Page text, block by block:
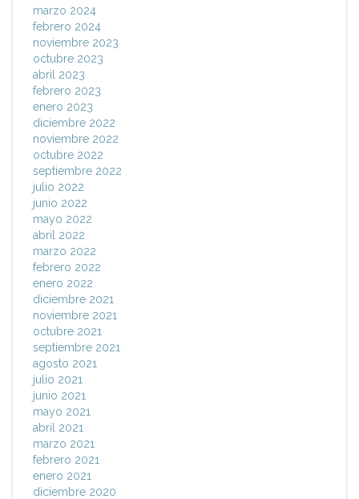
marzo 2024
febrero 2024
noviembre 2023
octubre 2023
abril 2023
febrero 2023
enero 2023
diciembre 2022
noviembre 2022
octubre 2022
septiembre 2022
julio 2022
junio 2022
mayo 2022
abril 2022
marzo 2022
febrero 2022
enero 2022
diciembre 2021
noviembre 2021
octubre 2021
septiembre 2021
agosto 2021
julio 2021
junio 2021
mayo 2021
abril 2021
marzo 2021
febrero 2021
enero 2021
diciembre 2020